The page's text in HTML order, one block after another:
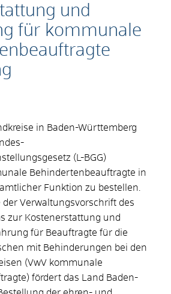
und
für kommunale
in Baden-Württemberg
(L-BGG)
Behindertenbeauftragte in
Funktion zu bestellen.
der Verwaltungsvorschrift des
zur Kostenerstattung und
für Beauftragte für die
mit Behinderungen bei den
(VwV kommunale
fördert das Land Baden-